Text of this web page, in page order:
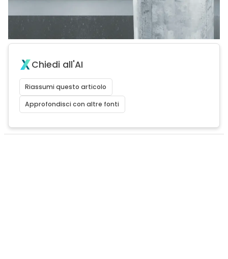
Chiedi all'AI
Riassumi questo articolo
Approfondisci con altre fonti